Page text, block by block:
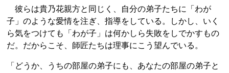
彼らは貴乃花親方と同じく、自分の弟子たちに「わが
子」のような愛情を注ぎ、指導をしている。しかし、いく
ら気をつけても「わが子」は何かしら失敗をしでかすもの
だ。だからこそ、師匠たちは理事にこう望んでいる。
「どうか、うちの部屋の弟子にも、あなたの部屋の弟子と